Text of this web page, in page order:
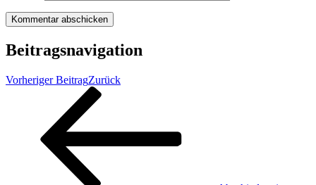
Beitragsnavigation
Vorheriger BeitragZurück